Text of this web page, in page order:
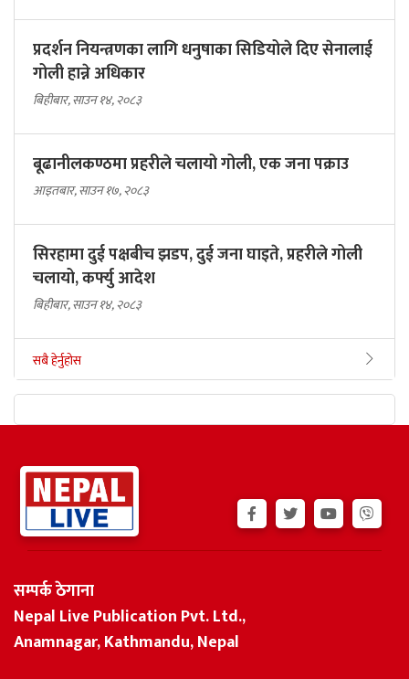
प्रदर्शन नियन्त्रणका लागि धनुषाका सिडियोले दिए सेनालाई
गोली हान्ने अधिकार
बिहीबार, साउन १४, २०८३
बूढानीलकण्ठमा प्रहरीले चलायो गोली, एक जना पक्राउ
आइतबार, साउन १७, २०८३
सिरहामा दुई पक्षबीच झडप, दुई जना घाइते, प्रहरीले गोली
चलायो, कर्फ्यु आदेश
बिहीबार, साउन १४, २०८३
सबै हेर्नुहोस
सम्पर्क ठेगाना
Nepal Live Publication Pvt. Ltd.,
Anamnagar, Kathmandu, Nepal